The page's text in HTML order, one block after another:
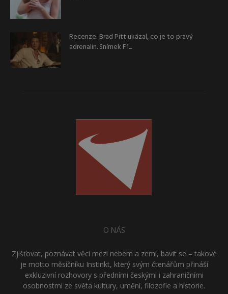
Recenze: Brad Pitt ukázal, co je to pravý
adrenalin. Snímek F1...
O NÁS
Zjišťovat, poznávat věci mezi nebem a zemí, bavit se – takové
je motto měsíčníku Instinkt, který svým čtenářům přináší
exkluzivní rozhovory s předními českými i zahraničními
osobnostmi ze světa kultury, umění, filozofie a historie.